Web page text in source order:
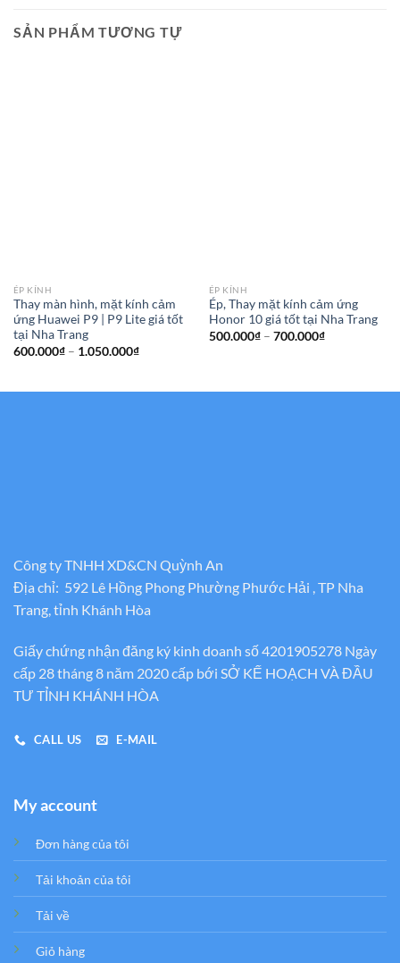
SẢN PHẨM TƯƠNG TỰ
ÉP KÍNH
Thay màn hình, mặt kính cảm
ứng Huawei P9 | P9 Lite giá tốt
tại Nha Trang
600.000₫ – 1.050.000₫Khoảng
ÉP KÍNH
Ép, Thay mặt kính cảm ứng
Honor 10 giá tốt tại Nha Trang
500.000₫ – 700.000₫Khoảng
700.000₫
Công ty TNHH XD&CN Quỳnh An
Địa chỉ: 592 Lê Hồng Phong Phường Phước Hải , TP Nha
Trang, tỉnh Khánh Hòa
Giấy chứng nhận đăng ký kinh doanh số 4201905278 Ngày
cấp 28 tháng 8 năm 2020 cấp bới SỞ KẾ HOẠCH VÀ ĐẦU
TƯ TỈNH KHÁNH HÒA
CALL US E-MAIL
My account
Đơn hàng của tôi
Tải khoản của tôi
Tải về
Giỏ hàng